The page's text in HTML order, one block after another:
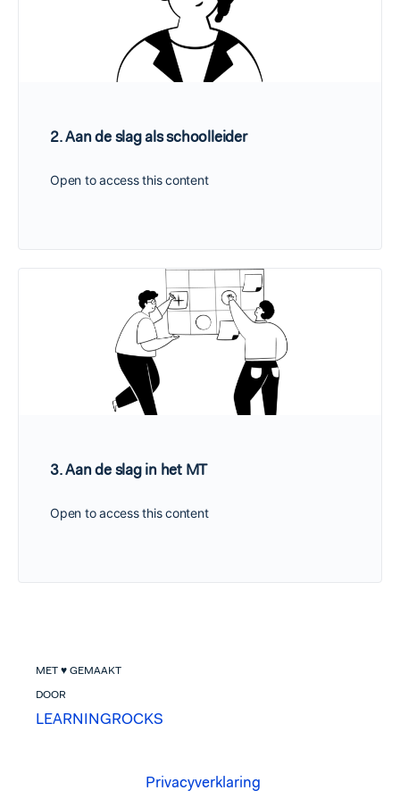
2. Aan de slag als schoolleider
Open to access this content
3. Aan de slag in het MT
Open to access this content
MET ♥ GEMAAKT
DOOR
LEARNINGROCKS
Privacyverklaring